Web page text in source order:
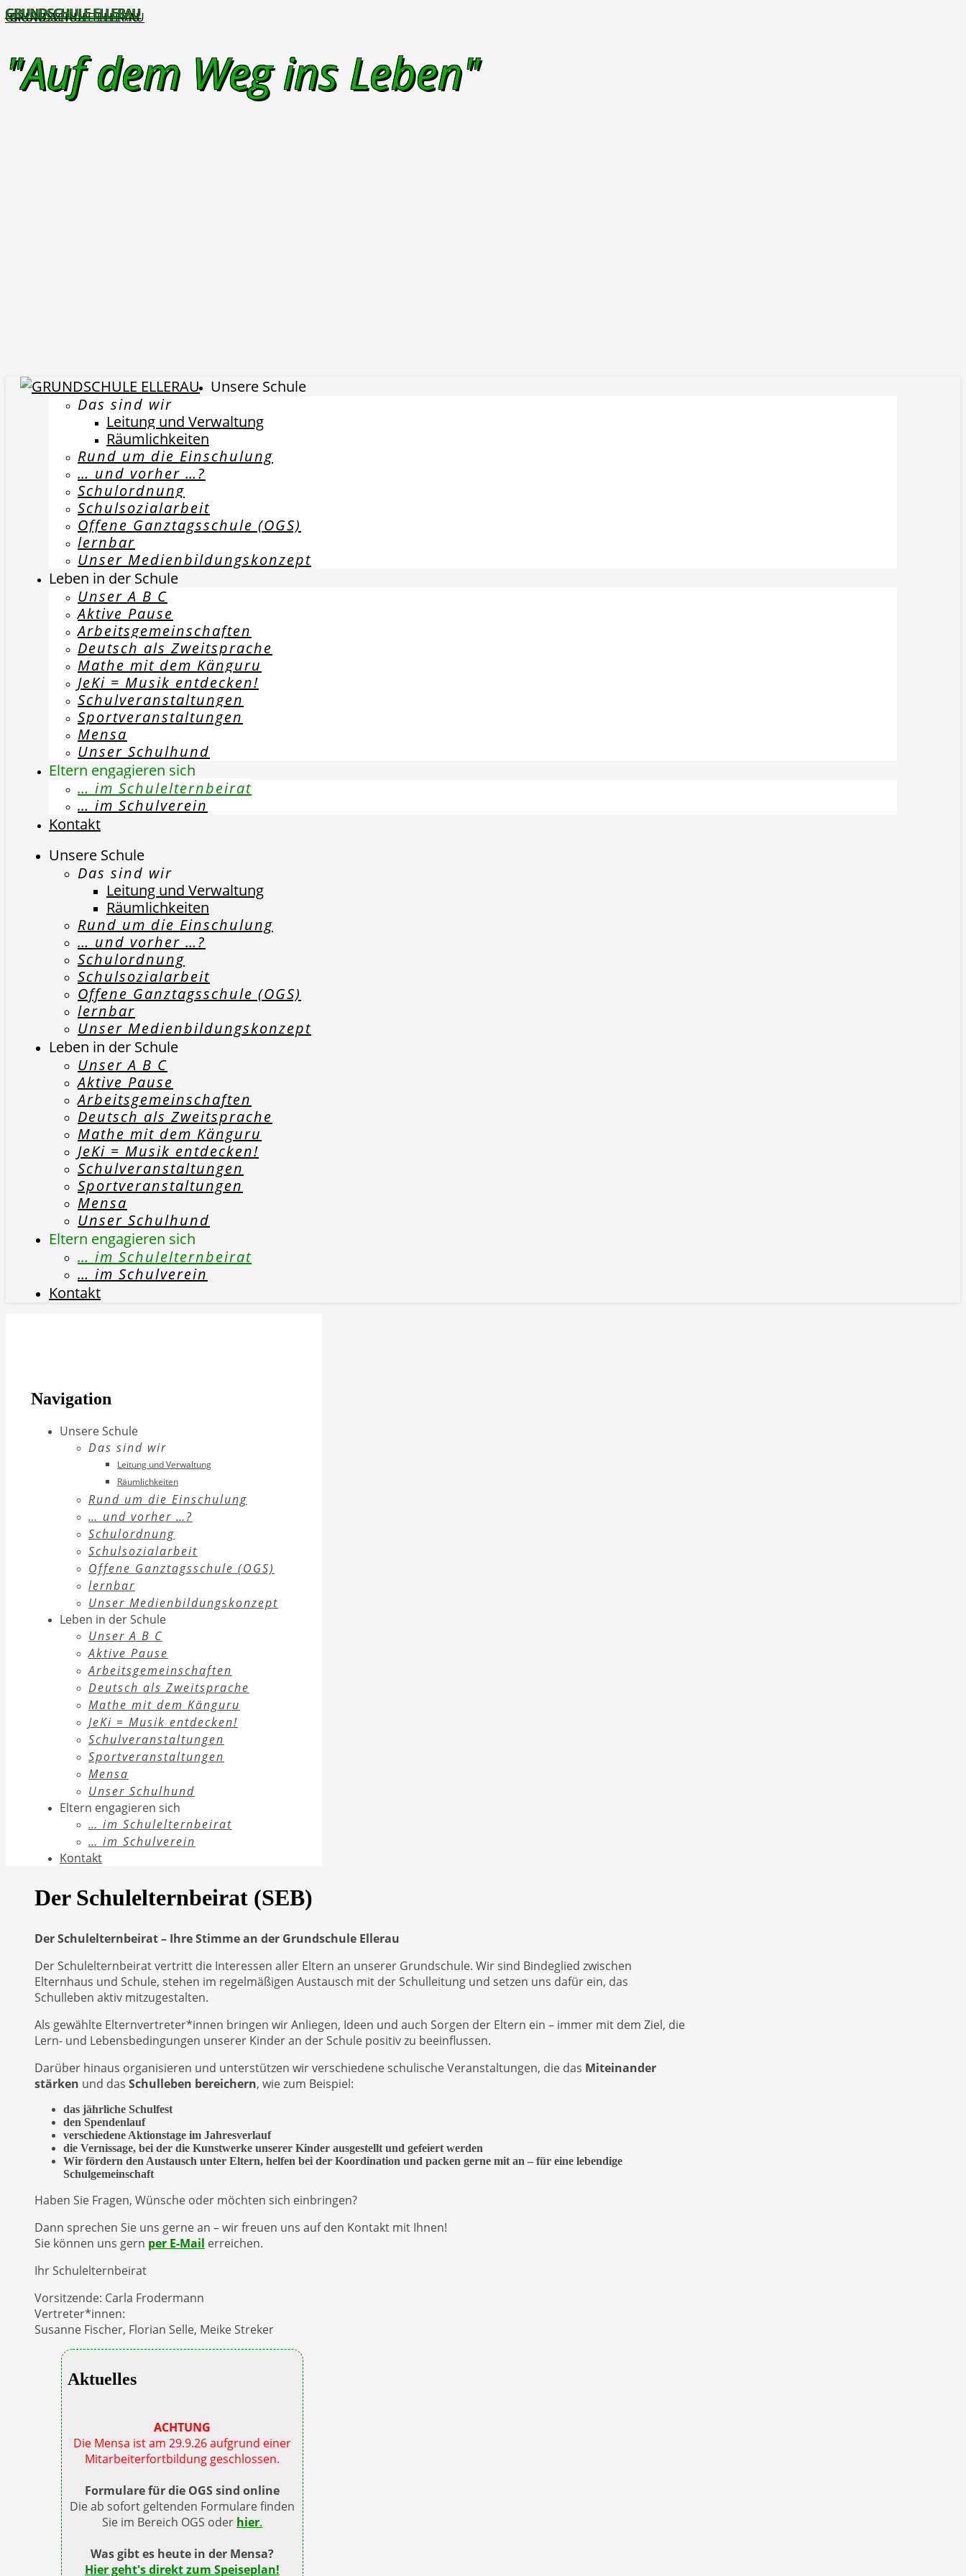
GRUNDSCHULE ELLERAU
"Auf dem Weg ins Leben"
Unsere Schule
Das sind wir
Leitung und Verwaltung
Räumlichkeiten
Rund um die Einschulung
… und vorher …?
Schulordnung
Schulsozialarbeit
Offene Ganztagsschule (OGS)
lernbar
Unser Medienbildungskonzept
Leben in der Schule
Unser A B C
Aktive Pause
Arbeitsgemeinschaften
Deutsch als Zweitsprache
Mathe mit dem Känguru
JeKi = Musik entdecken!
Schulveranstaltungen
Sportveranstaltungen
Mensa
Unser Schulhund
Eltern engagieren sich
… im Schulelternbeirat
… im Schulverein
Kontakt
Unsere Schule
Das sind wir
Leitung und Verwaltung
Räumlichkeiten
Rund um die Einschulung
… und vorher …?
Schulordnung
Schulsozialarbeit
Offene Ganztagsschule (OGS)
lernbar
Unser Medienbildungskonzept
Leben in der Schule
Unser A B C
Aktive Pause
Arbeitsgemeinschaften
Deutsch als Zweitsprache
Mathe mit dem Känguru
JeKi = Musik entdecken!
Schulveranstaltungen
Sportveranstaltungen
Mensa
Unser Schulhund
Eltern engagieren sich
… im Schulelternbeirat
… im Schulverein
Kontakt
Navigation
Unsere Schule
Das sind wir
Leitung und Verwaltung
Räumlichkeiten
Rund um die Einschulung
… und vorher …?
Schulordnung
Schulsozialarbeit
Offene Ganztagsschule (OGS)
lernbar
Unser Medienbildungskonzept
Leben in der Schule
Unser A B C
Aktive Pause
Arbeitsgemeinschaften
Deutsch als Zweitsprache
Mathe mit dem Känguru
JeKi = Musik entdecken!
Schulveranstaltungen
Sportveranstaltungen
Mensa
Unser Schulhund
Eltern engagieren sich
… im Schulelternbeirat
… im Schulverein
Kontakt
Der Schulelternbeirat (SEB)
Der Schulelternbeirat – Ihre Stimme an der Grundschule Ellerau
Der Schulelternbeirat vertritt die Interessen aller Eltern an unserer Grundschule. Wir sind Bindeglied zwischen
Elternhaus und Schule, stehen im regelmäßigen Austausch mit der Schulleitung und setzen uns dafür ein, das
Schulleben aktiv mitzugestalten.
Als gewählte Elternvertreter*innen bringen wir Anliegen, Ideen und auch Sorgen der Eltern ein – immer mit dem Ziel, die
Lern- und Lebensbedingungen unserer Kinder an der Schule positiv zu beeinflussen.
Darüber hinaus organisieren und unterstützen wir verschiedene schulische Veranstaltungen, die das Miteinander
stärken und das Schulleben bereichern, wie zum Beispiel:
das jährliche Schulfest
den Spendenlauf
verschiedene Aktionstage im Jahresverlauf
die Vernissage, bei der die Kunstwerke unserer Kinder ausgestellt und gefeiert werden
Wir fördern den Austausch unter Eltern, helfen bei der Koordination und packen gerne mit an – für eine lebendige
Schulgemeinschaft
Haben Sie Fragen, Wünsche oder möchten sich einbringen?
Dann sprechen Sie uns gerne an – wir freuen uns auf den Kontakt mit Ihnen!
Sie können uns gern per E-Mail erreichen.
Ihr Schulelternbeirat
Vorsitzende: Carla Frodermann
Vertreter*innen:
Susanne Fischer, Florian Selle, Meike Streker
Aktuelles
ACHTUNG
Die Mensa ist am 29.9.26 aufgrund einer
Mitarbeiterfortbildung geschlossen.
Formulare für die OGS sind online
Die ab sofort geltenden Formulare finden
Sie im Bereich OGS oder hier.
Was gibt es heute in der Mensa?
Hier geht's direkt zum Speiseplan!